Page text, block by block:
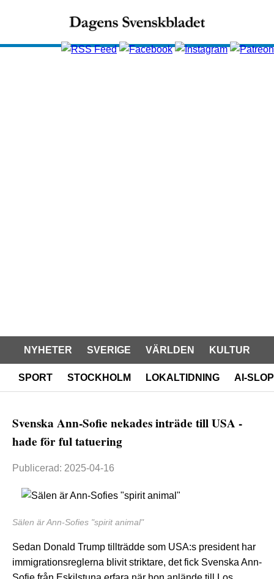
NYHETER SVERIGE VÄRLDEN KULTUR
SPORT STOCKHOLM LOKALTIDNING AI-SLOP
Svenska Ann-Sofie nekades inträde till USA -
hade för ful tatuering
Publicerad: 2025-04-16
Sälen är Ann-Sofies "spirit animal"
Sedan Donald Trump tillträdde som USA:s president har
immigrationsreglerna blivit striktare, det fick Svenska Ann-